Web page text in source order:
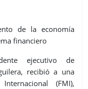
de la economía
financiero
ejecutivo de
recibió a una
(FMI),